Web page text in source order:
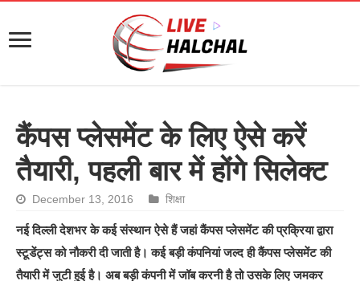
कैंपस प्‍लेसमेंट के लिए ऐसे करें
तैयारी, पहली बार में होंगे सिलेक्ट
December 13, 2016 शिक्षा
नई दिल्ली देशभर के कई संस्थान ऐसे हैं जहां कैंपस प्लेसमेंट की प्रक्रिया द्वारा
स्टूडेंट्स को नौकरी दी जाती है। कई बड़ी कंपनियां जल्द ही कैंपस प्लेसमेंट की
तैयारी में जुटी हुई है। अब बड़ी कंपनी में जॉब करनी है तो उसके लिए जमकर